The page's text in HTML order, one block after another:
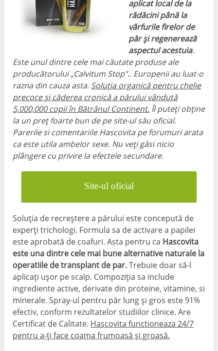
aplicat local de la
rădăcini până la
vârfurile firelor de
păr și regenerează
aspectul acestuia.
Este unul dintre cele mai căutate produse ale
producătorului „Calvitum Stop”.. Europenii au luat-o
razna din cauza asta. Soluția organică pentru chelie
precoce și căderea cronică a părului vândută
5,000,000 copii în Bătrânul Continent. Îl puteți obține
la un preț foarte bun de pe site-ul său oficial.
Parerile si comentariile Hascovita pe forumuri arata
ca este utila ambelor sexe. Nu veți găsi nicio
plângere cu privire la efectele secundare.
Site-ul oficial
Soluția de recreștere a părului este concepută de
experți trichologi. Formula sa de activare a papilei
este aprobată de coafuri. Asta pentru ca Hascovita
este una dintre cele mai bune alternative naturale la
operatiile de transplant de par.Trebuie doar să-l
aplicați ușor pe scalp. Compoziția sa include
ingrediente active, derivate din proteine, vitamine, si
minerale. Spray-ul pentru păr lung și gros este 91%
efectiv, conform rezultatelor studiilor clinice. Are
Certificat de Calitate. Hascovita functioneaza 24/7
pentru a-ți face coama frumoasă și groasă.